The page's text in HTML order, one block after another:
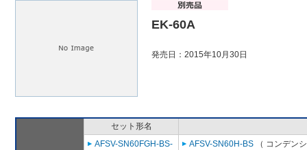
EK-60A
発売日：2015年10月30日
セット形名
AFSV-SN60FGH-BS-
AFSV-SN60H-BS （ コンデン